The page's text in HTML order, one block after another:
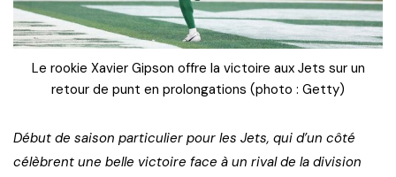
Le rookie Xavier Gipson offre la victoire aux Jets sur un
retour de punt en prolongations (photo : Getty)
Début de saison particulier pour les Jets, qui d’un côté
célèbrent une belle victoire face à un rival de la division